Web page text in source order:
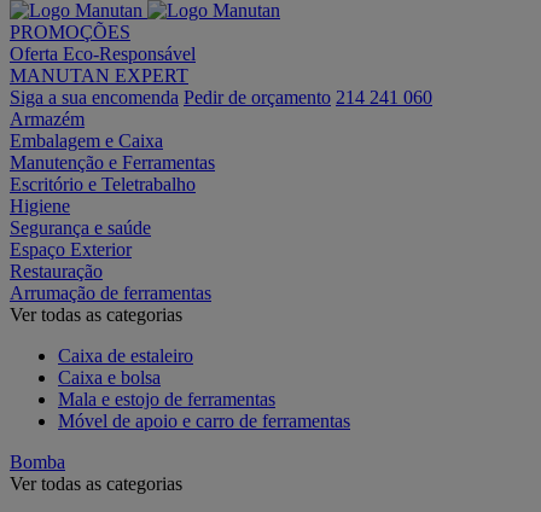
PROMOÇÕES
Oferta Eco-Responsável
MANUTAN EXPERT
Siga a sua encomenda Pedir de orçamento 214 241 060
Armazém
Embalagem e Caixa
Manutenção e Ferramentas
Escritório e Teletrabalho
Higiene
Segurança e saúde
Espaço Exterior
Restauração
Arrumação de ferramentas
Ver todas as categorias
Caixa de estaleiro
Caixa e bolsa
Mala e estojo de ferramentas
Móvel de apoio e carro de ferramentas
Bomba
Ver todas as categorias